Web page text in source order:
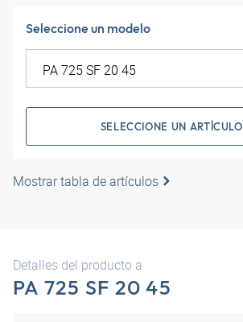
Seleccione un modelo
SELECCIONE UN ARTÍCULO
Mostrar tabla de artículos
Detalles del producto a
PA 725 SF 20 45